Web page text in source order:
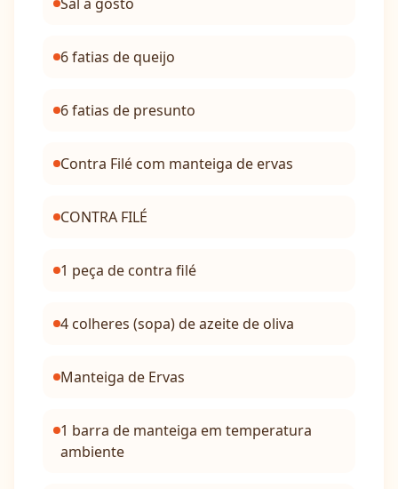
6 fatias de queijo
6 fatias de presunto
Contra Filé com manteiga de ervas
CONTRA FILÉ
1 peça de contra filé
4 colheres (sopa) de azeite de oliva
Manteiga de Ervas
1 barra de manteiga em temperatura
ambiente